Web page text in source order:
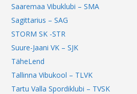
Saaremaa Vibuklubi – SMA
Sagittarius – SAG
STORM SK -STR
Suure-Jaani VK – SJK
TäheLend
Tallinna Vibukool – TLVK
Tartu Valla Spordiklubi – TVSK